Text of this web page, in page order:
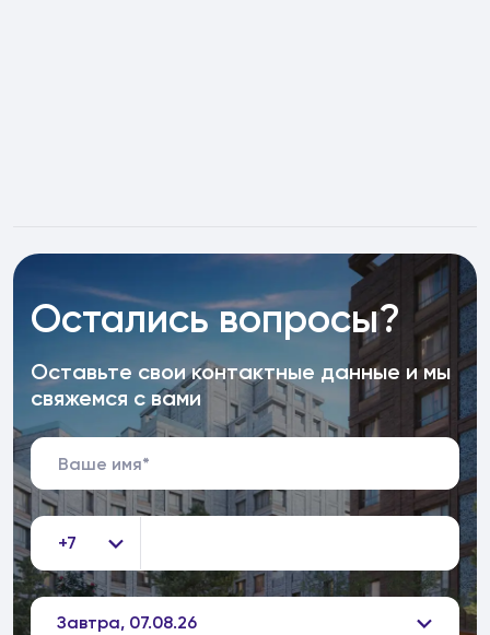
Остались вопросы?
Оставьте свои контактные данные и мы
свяжемся с вами
+7
Завтра, 07.08.26